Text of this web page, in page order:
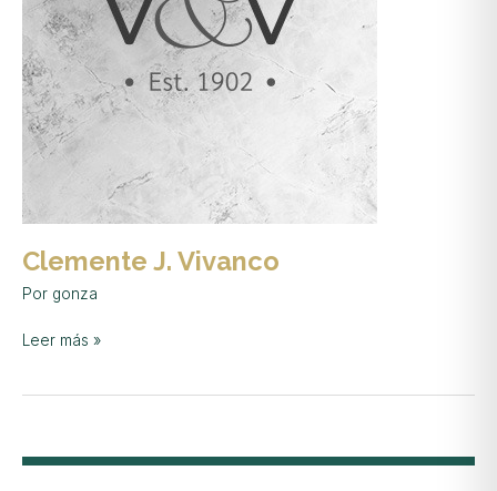
Clemente J. Vivanco
Por gonza
Leer más »